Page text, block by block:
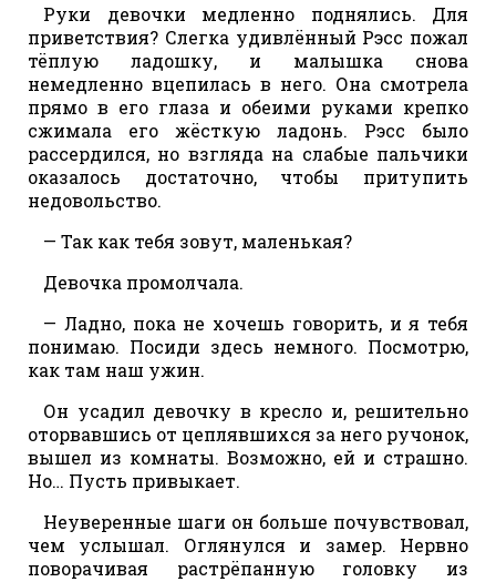
Руки девочки медленно поднялись. Для
приветствия? Слегка удивлённый Рэсс пожал
тёплую ладошку, и малышка снова
немедленно вцепилась в него. Она смотрела
прямо в его глаза и обеими руками крепко
сжимала его жёсткую ладонь. Рэсс было
рассердился, но взгляда на слабые пальчики
оказалось достаточно, чтобы притупить
недовольство.
— Так как тебя зовут, маленькая?
Девочка промолчала.
— Ладно, пока не хочешь говорить, и я тебя
понимаю. Посиди здесь немного. Посмотрю,
как там наш ужин.
Он усадил девочку в кресло и, решительно
оторвавшись от цеплявшихся за него ручонок,
вышел из комнаты. Возможно, ей и страшно.
Но… Пусть привыкает.
Неуверенные шаги он больше почувствовал,
чем услышал. Оглянулся и замер. Нервно
поворачивая растрёпанную головку из